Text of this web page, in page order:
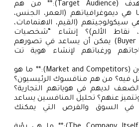
* **الجمهور المستهدف (Target Audience):** من هم
هي ديموغرافياتهم (العمر، الجنس،
سيكولوجيتهم (القيم، الاهتمامات،
نقاط الألم)؟ إنشاء “شخصيات
المشتري” (Buyer Personas) يمكن أن يساعد في تصورهم
ورغباتهم لإنشاء هوية تت
* **السوق والمنافسون (Market and Competitors):** ما هو
فيه؟ من هم منافسوك الرئيسيون؟
لديهم في هوياتهم التجارية؟
عنهم؟ تحليل المنافسين يساعد
في السوق والفرص التي يمكنك